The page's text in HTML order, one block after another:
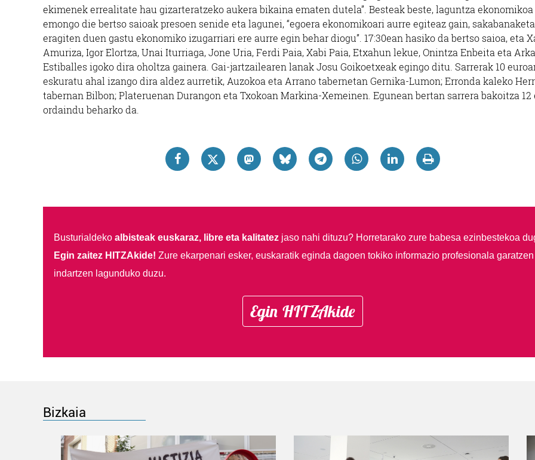
ekimenek errealitate hau gizarteratzeko aukera bikaina ematen dutela”. Besteak beste, laguntza ekonomikoa
emongo die bertso saioak presoen senide eta lagunei, “egoera ekonomikoari aurre egiteaz gain,
eragiten duen gastu ekonomiko izugarriari ere aurre egin behar diogu”. 17:30ean hasiko da bertso saioa, eta
Amuriza, Igor Elortza, Unai Iturriaga, Jone Uria, Ferdi Paia, Xabi Paia, Etxahun lekue, Onintza Enbeita eta
Estiballes igoko dira oholtza gainera. Gai-jartzailearen lanak Josu Goikoetxeak egingo ditu. Sarrerak 10
eskuratu ahal izango dira aldez aurretik, Auzokoa eta Arrano tabernetan Gernika-Lumon; Erronda kaleko
tabernan Bilbon; Plateruenan Durangon eta Txokoan Markina-Xemeinen. Egunean bertan sarrera bakoitza 12
ordaindu beharko da.
Busturialdeko albisteak euskaraz, libre eta kalitatezjaso nahi dituzu? Horretarako zure babesa ezinbestekoa
Egin zaitez HITZAkide! Zure ekarpenari esker, euskaratik eginda dagoen tokiko informazio profesionala garatzen
indartzen lagunduko duzu.
Egin HITZAkide
Bizkaia